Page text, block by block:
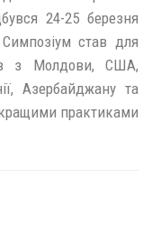
24-25 березня
став для
з Молдови, США,
Азербайджану та
практиками